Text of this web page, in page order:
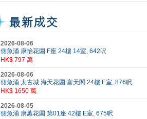
2026-08-06
側魚涌 康怡花園 F座 24樓 14室, 642呎
HK$ 797 萬
2026-08-06
側魚涌 太古城 海天花園 富天閣 24樓 E室, 876呎
HK$ 1650 萬
2026-08-05
側魚涌 康蕙花園 第01座 42樓 E室, 675呎